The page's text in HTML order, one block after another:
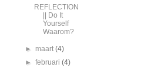
REFLECTION
|| Do It
Yourself
Waarom?
► maart(4)
►februari(4)